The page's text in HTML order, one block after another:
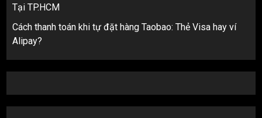
Tại TP.HCM
Cách thanh toán khi tự đặt hàng Taobao: Thẻ Visa hay ví
Alipay?